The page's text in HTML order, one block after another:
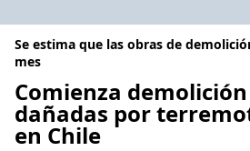
Se estima que las obras de
mes
Comienza demolición
dañadas por
en Chile